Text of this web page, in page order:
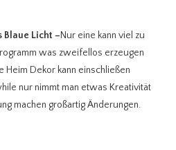
Blaue Licht –Nur eine kann viel zu
was zweifellos erzeugen
Dekor kann einschließen
nur nimmt man etwas Kreativität
machen großartig Änderungen.